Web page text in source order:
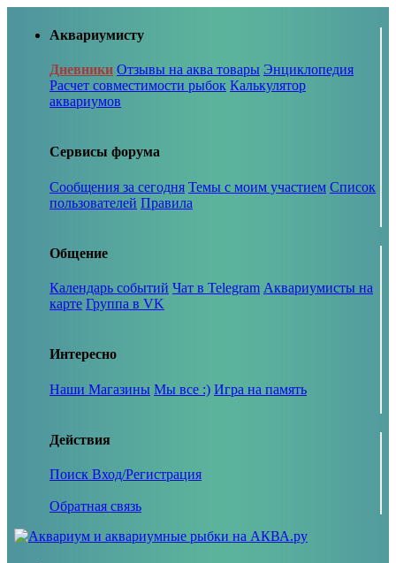
Аквариумисту
Дневники Отзывы на аква товары Энциклопедия
Расчет совместимости рыбок Калькулятор
аквариумов
Сервисы форума
Сообщения за сегодня Темы с моим участием Список
пользователей Правила
Общение
Календарь событий Чат в Telegram Аквариумисты на
карте Группа в VK
Интересно
Наши Магазины Мы все :) Игра на память
Действия
Поиск Вход/Регистрация
Обратная связь